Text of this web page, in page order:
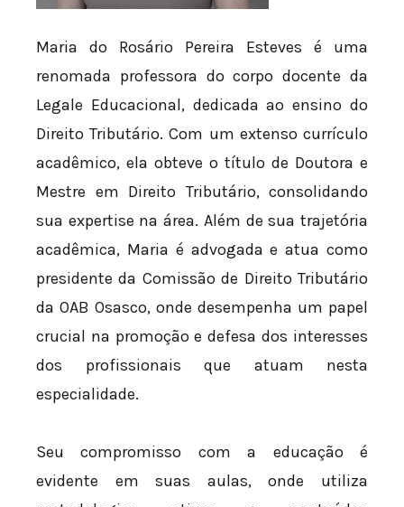
Maria do Rosário Pereira Esteves é uma
renomada professora do corpo docente da
Legale Educacional, dedicada ao ensino do
Direito Tributário. Com um extenso currículo
acadêmico, ela obteve o título de Doutora e
Mestre em Direito Tributário, consolidando
sua expertise na área. Além de sua trajetória
acadêmica, Maria é advogada e atua como
presidente da Comissão de Direito Tributário
da OAB Osasco, onde desempenha um papel
crucial na promoção e defesa dos interesses
dos profissionais que atuam nesta
especialidade.
Seu compromisso com a educação é
evidente em suas aulas, onde utiliza